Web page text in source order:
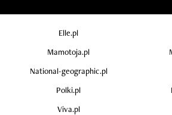
Elle.pl
Mamotoja.pl
National-geographic.pl
Polki.pl
Viva.pl